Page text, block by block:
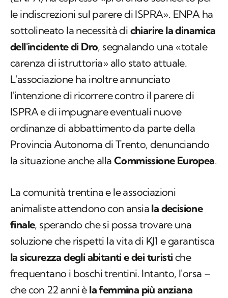
le indiscrezioni sul parere di ISPRA». ENPA ha
sottolineato la necessità di chiarire la dinamica
dell'incidente di Dro, segnalando una «totale
carenza di istruttoria» allo stato attuale.
L'associazione ha inoltre annunciato
l'intenzione di ricorrere contro il parere di
ISPRA e di impugnare eventuali nuove
ordinanze di abbattimento da parte della
Provincia Autonoma di Trento, denunciando
la situazione anche alla Commissione Europea.
La comunità trentina e le associazioni
animaliste attendono con ansia la decisione
finale, sperando che si possa trovare una
soluzione che rispetti la vita di KJ1 e garantisca
la sicurezza degli abitanti e dei turisti che
frequentano i boschi trentini. Intanto, l'orsa –
che con 22 anni è la femmina più anziana